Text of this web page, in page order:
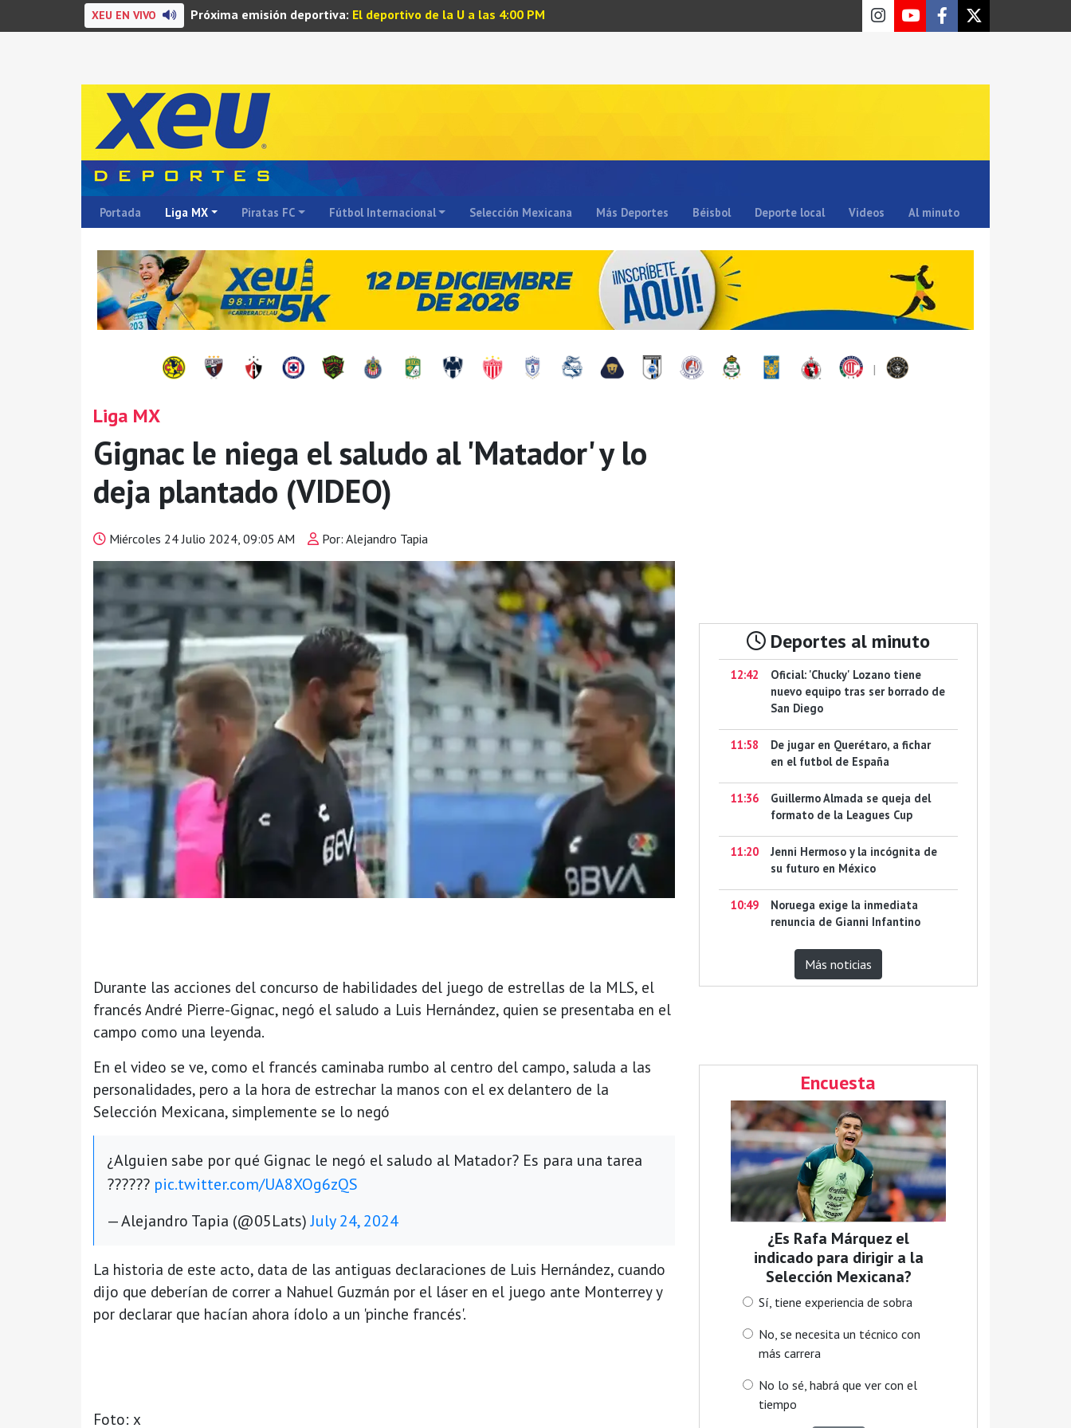
XEU EN VIVO Próxima emisión deportiva: El deportivo de la U a las 4:00 PM
Portada Liga MX Piratas FC Fútbol Internacional Selección Mexicana Más Deportes Béisbol Deporte local Videos Al minuto
|
Liga MX
Gignac le niega el saludo al 'Matador' y lo
deja plantado (VIDEO)
Miércoles 24 Julio 2024, 09:05 AM Por: Alejandro Tapia
Durante las acciones del concurso de habilidades del juego de estrellas de la MLS, el
francés André Pierre-Gignac, negó el saludo a Luis Hernández, quien se presentaba en el
campo como una leyenda.
En el video se ve, como el francés caminaba rumbo al centro del campo, saluda a las
personalidades, pero a la hora de estrechar la manos con el ex delantero de la
Selección Mexicana, simplemente se lo negó
¿Alguien sabe por qué Gignac le negó el saludo al Matador? Es para una tarea
?????? pic.twitter.com/UA8XOg6zQS
— Alejandro Tapia (@05Lats)July 24, 2024
La historia de este acto, data de las antiguas declaraciones de Luis Hernández, cuando
dijo que deberían de correr a Nahuel Guzmán por el láser en el juego ante Monterrey y
por declarar que hacían ahora ídolo a un 'pinche francés'.
Foto: x
Deportes al minuto
12:42
Oficial: 'Chucky' Lozano tiene
nuevo equipo tras ser borrado de
San Diego
11:58
De jugar en Querétaro, a fichar
en el futbol de España
11:36
Guillermo Almada se queja del
formato de la Leagues Cup
11:20
Jenni Hermoso y la incógnita de
su futuro en México
10:49
Noruega exige la inmediata
renuncia de Gianni Infantino
Más noticias
Encuesta
¿Es Rafa Márquez el
indicado para dirigir a la
Selección Mexicana?
Sí, tiene experiencia de sobra
No, se necesita un técnico con
más carrera
No lo sé, habrá que ver con el
tiempo